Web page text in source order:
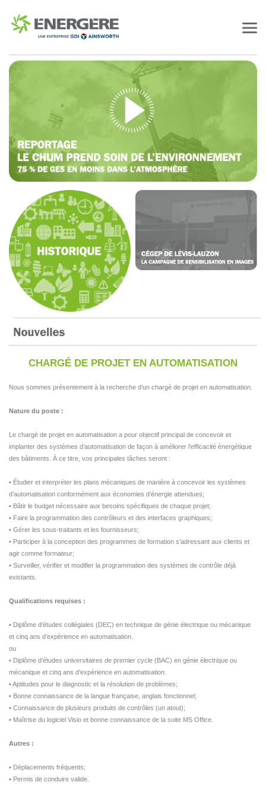
CHARGÉ DE PROJET EN AUTOMATISATION
Nous sommes présentement à la recherche d’un chargé de projet en automatisation.
Nature du poste :
Le chargé de projet en automatisation a pour objectif principal de concevoir et
implanter des systèmes d’automatisation de façon à améliorer l’efficacité énergétique
des bâtiments. À ce titre, vos principales tâches seront :
• Étudier et interpréter les plans mécaniques de manière à concevoir les systèmes
d’automatisation conformément aux économies d’énergie attendues;
• Bâtir le budget nécessaire aux besoins spécifiques de chaque projet;
• Faire la programmation des contrôleurs et des interfaces graphiques;
• Gérer les sous-traitants et les fournisseurs;
• Participer à la conception des programmes de formation s’adressant aux clients et
agir comme formateur;
• Surveiller, vérifier et modifier la programmation des systèmes de contrôle déjà
existants.
Qualifications requises :
• Diplôme d’études collégiales (DEC) en technique de génie électrique ou mécanique
et cinq ans d’expérience en automatisation.
ou
• Diplôme d’études universitaires de premier cycle (BAC) en génie électrique ou
mécanique et cinq ans d’expérience en automatisation.
• Aptitudes pour le diagnostic et la résolution de problèmes;
• Bonne connaissance de la langue française, anglais fonctionnel;
• Connaissance de plusieurs produits de contrôles (un atout);
• Maîtrise du logiciel Visio et bonne connaissance de la suite MS Office.
Autres :
• Déplacements fréquents;
• Permis de conduire valide.